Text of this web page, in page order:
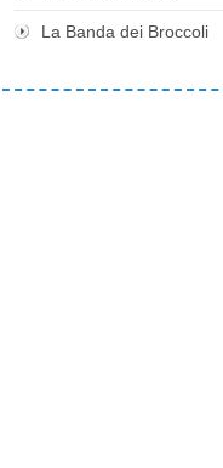
La Banda dei Broccoli